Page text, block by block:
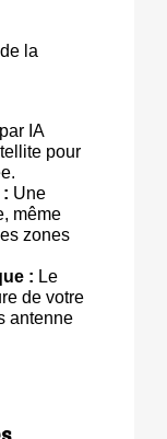
la
IA
pour
: Une
même
zones
: Le
de votre
antenne